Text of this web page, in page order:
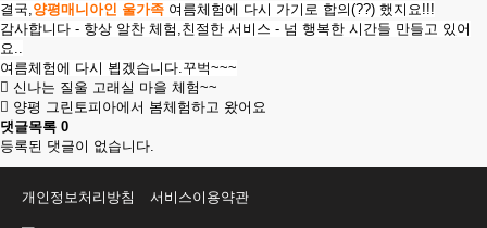
결국,양평매니아인 울가족 여름체험에 다시 가기로 합의(??) 했지요!!!
감사합니다 - 항상 알찬 체험,친절한 서비스 - 넘 행복한 시간들 만들고 있어
요..
여름체험에 다시 뵙겠습니다.꾸벅~~~
신나는 질울 고래실 마을 체험~~
양평 그린토피아에서 봄체험하고 왔어요
댓글목록 0
등록된 댓글이 없습니다.
개인정보처리방침 서비스이용약관